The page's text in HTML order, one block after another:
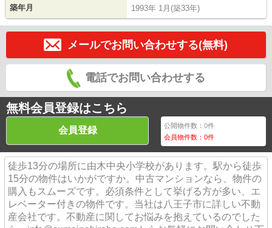
築年月 1993年 1月(築33年)
メールでお問い合わせする(無料)
電話でお問い合わせする
無料会員登録はこちら
会員登録 公開物件数：0件
会員物件数：0件
徒歩13分の場所に由木中央小学校があります。駅から徒歩
15分の物件はいかがですか。中古マンションなら、物件の
購入もスムーズです。必須条件として挙げる方が多い、エ
レベーター付きの物件です。当社は八王子市に詳しい不動
産会社です。不動産に関してお悩みを抱えているのでした